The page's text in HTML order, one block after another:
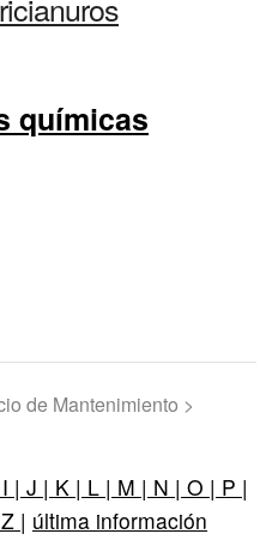
químicas
de Mantenimiento >
I | J | K | L | M | N | O | P |
Z | última información